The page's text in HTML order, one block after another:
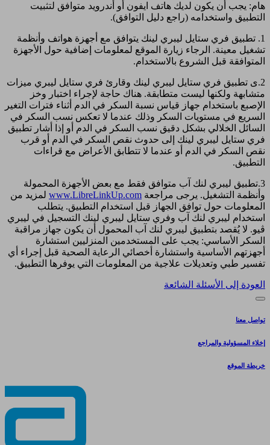
هام: يجب أن يكون لديك هاتف ايفون أو أندرويد متوافق لتثبيت
التطبيق واستخدامه (راجع دليل التوافق).
1. تطبيق فري ستايل ليبري لينك يتوافق مع أجهزة هواتف وأنظمة
تشغيل معينة. الرجاء زيارة الموقع لمعلومات إضافية حول الأجهزة
المتوافقة قبل الشروع بالاستخدام.
2.ى تطبيق فري ستايل ليبري لينك وقارئ فري ستايل ليبري ميزات
متشابهة ولكنها ليست متطابقة. هناك حاجة لإجراء اختبار وخز
الإصبع باستخدام جهاز قياس نسبة السكر في الدم أثناء فترات التغير
السريع في مستويات السكر وذلك عندما لا تعكس نسب السكر في
السائل الخلالي بشكل دقيق نسب السكر في الدم أو إذا أشار تطبيق
فري ستايل ليبري لينك إلى حدوث نقص السكر في الدم أو قرب
نقص السكر في الدم أو عندما لا تتطابق الأعراض مع قراءات
التطبيق.
3.تطبيق ليبري لنك آب متوافق فقط مع بعض الأجهزة المحمولة
وأنظمة التشغيل. يرجى مراجعة www.LibreLinkUp.com لمزيد من
المعلومات حول توافق الجهاز قبل استخدام التطبيق. يتطلب
استخدام ليبري لنك آب وفري ستايل ليبري لينك التسجيل في ليبري
ڤيو. لا يُقصد بتطبيق ليبري لنك آب المحمول أن يكون جهاز مراقبة
السكر الأساسي: يجب على المستخدمين المنزليين استشارة
أجهزتهم الأساسية واستشارة أخصائي الرعاية الصحية قبل إجراء أي
تفسير طبي وتعديلات علاجية من المعلومات التي يوفرها التطبيق.
العودة إلى الأسئلة الشائعة
تواصل معنا
إخلاء المسؤولية والمراجع
خريطة الموقع